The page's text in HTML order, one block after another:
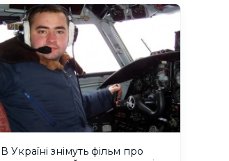
В Україні знімуть фільм про